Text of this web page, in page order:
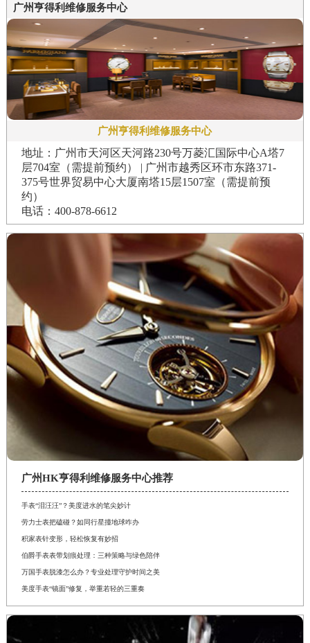
广州亨得利维修服务中心
广州亨得利维修服务中心
地址：广州市天河区天河路230号万菱汇国际中心A塔7
层704室（需提前预约） | 广州市越秀区环市东路371-
375号世界贸易中心大厦南塔15层1507室（需提前预
约）
电话：400-878-6612
广州HK亨得利维修服务中心推荐
手表“泪汪汪”？美度进水的笔尖妙计
劳力士表把磕碰？如同行星撞地球咋办
积家表针变形，轻松恢复有妙招
伯爵手表表带划痕处理：三种策略与绿色陪伴
万国手表脱漆怎么办？专业处理守护时间之美
美度手表“镜面”修复，举重若轻的三重奏